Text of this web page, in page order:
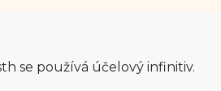
se používá účelový infinitiv.